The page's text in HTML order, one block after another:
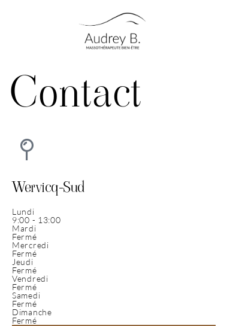
Contact
Wervicq-Sud
Lundi
9:00 - 13:00
Mardi
Fermé
Mercredi
Fermé
Jeudi
Fermé
Vendredi
Fermé
Samedi
Fermé
Dimanche
Fermé